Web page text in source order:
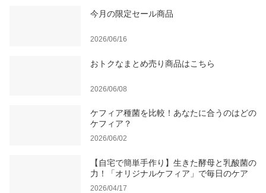
今月の限定セール商品
2026/06/16
おトクなまとめ売り商品はこちら
2026/06/08
ケフィア種菌を比較！あなたに合うのはどの
ケフィア？
2026/06/02
【自宅で簡単手作り】生きた酵母と乳酸菌の
力！「オリジナルケフィア」で毎日のケア
2026/04/17